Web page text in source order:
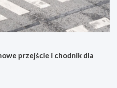
przejście i chodnik dla